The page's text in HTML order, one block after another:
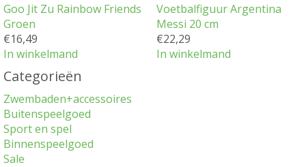
Goo Jit Zu Rainbow Friends
Groen
€16,49
In winkelmand
Voetbalfiguur Argentina
Messi 20 cm
€22,29
In winkelmand
Categorieën
Zwembaden+accessoires
Buitenspeelgoed
Sport en spel
Binnenspeelgoed
Sale